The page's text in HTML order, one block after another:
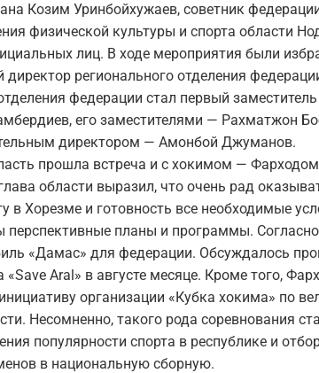
Козим Уринбойхужаев, советник
физической культуры и спорта области
лиц. В ходе мероприятия были
директор регионального отделения
федерации стал первый
его заместителями — Рахматжон
директором — Амонбой Джуманов.
прошла встреча и с хокимом — Фарходом
области выразил, что очень рад
в Хорезме и готовность все необходимые
перспективные планы и программы.
«Дамас» для федерации. Обсуждалось
Aral» в августе месяце. Кроме того,
организации «Кубка хокима» по
Несомненно, такого рода соревнования
популярности спорта в республике и
в национальную сборную.